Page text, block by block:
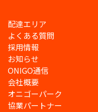
配達エリア
よくある質問
採用情報
お知らせ
ONIGO通信
会社概要
オニゴーパーク
協業パートナー